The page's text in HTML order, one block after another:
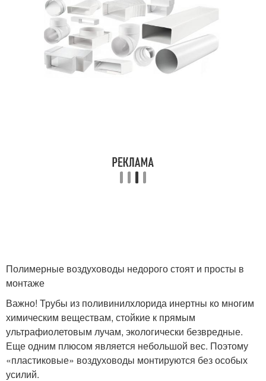
Полимерные воздуховоды недорого стоят и просты в
монтаже
Важно! Трубы из поливинилхлорида инертны ко многим
химическим веществам, стойкие к прямым
ультрафиолетовым лучам, экологически безвредные.
Еще одним плюсом является небольшой вес. Поэтому
«пластиковые» воздуховоды монтируются без особых
усилий.